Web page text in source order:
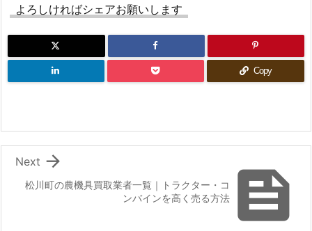
よろしければシェアお願いします
Copy

松川町の農機具買取業者一覧｜トラクター・コ
ンバインを高く売る方法

Next